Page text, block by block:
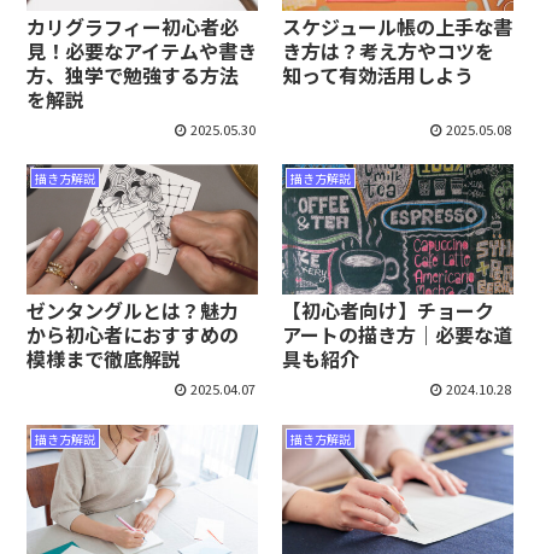
カリグラフィー初心者必
見！必要なアイテムや書き
方、独学で勉強する方法
を解説
2025.05.30
スケジュール帳の上手な書
き方は？考え方やコツを
知って有効活用しよう
2025.05.08
描き方解説
ゼンタングルとは？魅力
から初心者におすすめの
模様まで徹底解説
2025.04.07
描き方解説
【初心者向け】チョーク
アートの描き方｜必要な道
具も紹介
2024.10.28
描き方解説 描き方解説